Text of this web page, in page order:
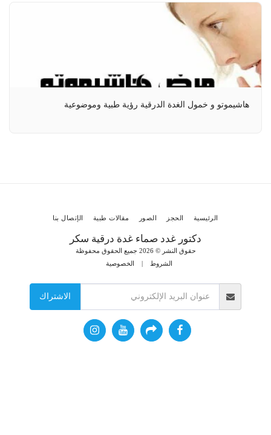
هاشيموتو و خمول الغدة الدرقية رؤية طبية وموضوعية
دكتور غدد صماء غدة درقية سكر
حقوق النشر © 2026 جميع الحقوق محفوظة
الشروط
| الخصوصية
الرئيسية الحجز الصور مقالات طبية الإتصال بنا
الاشتراك